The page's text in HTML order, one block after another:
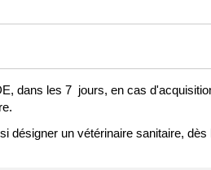
dans les 7 jours, en cas
désigner un vétérinaire sanitaire,